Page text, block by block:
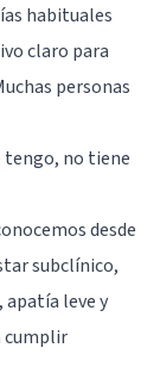
habituales
claro para
personas
tengo, no tiene
desde
subclínico,
leve y
cumplir